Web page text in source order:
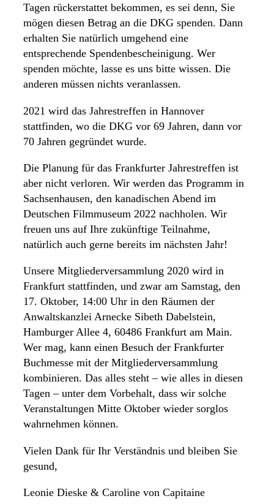
Tagen rückerstattet bekommen, es sei denn, Sie
mögen diesen Betrag an die DKG spenden. Dann
erhalten Sie natürlich umgehend eine
entsprechende Spendenbescheinigung. Wer
spenden möchte, lasse es uns bitte wissen. Die
anderen müssen nichts veranlassen.
2021 wird das Jahrestreffen in Hannover
stattfinden, wo die DKG vor 69 Jahren, dann vor
70 Jahren gegründet wurde.
Die Planung für das Frankfurter Jahrestreffen ist
aber nicht verloren. Wir werden das Programm in
Sachsenhausen, den kanadischen Abend im
Deutschen Filmmuseum 2022 nachholen. Wir
freuen uns auf Ihre zukünftige Teilnahme,
natürlich auch gerne bereits im nächsten Jahr!
Unsere Mitgliederversammlung 2020 wird in
Frankfurt stattfinden, und zwar am Samstag, den
17. Oktober, 14:00 Uhr in den Räumen der
Anwaltskanzlei Arnecke Sibeth Dabelstein,
Hamburger Allee 4, 60486 Frankfurt am Main.
Wer mag, kann einen Besuch der Frankfurter
Buchmesse mit der Mitgliederversammlung
kombinieren. Das alles steht – wie alles in diesen
Tagen – unter dem Vorbehalt, dass wir solche
Veranstaltungen Mitte Oktober wieder sorglos
wahrnehmen können.
Vielen Dank für Ihr Verständnis und bleiben Sie
gesund,
Leonie Dieske & Caroline von Capitaine